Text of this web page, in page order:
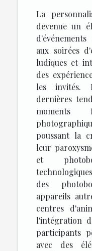
La
devenue un
aux soirées
ludiques et
des
les invités.
dernières
moments
poussant la
leur
et
des
appareils
centres
l'intégration
participants
avec des